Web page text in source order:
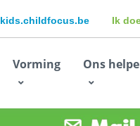
kids.childfocus.be Ik
Vorming Ons